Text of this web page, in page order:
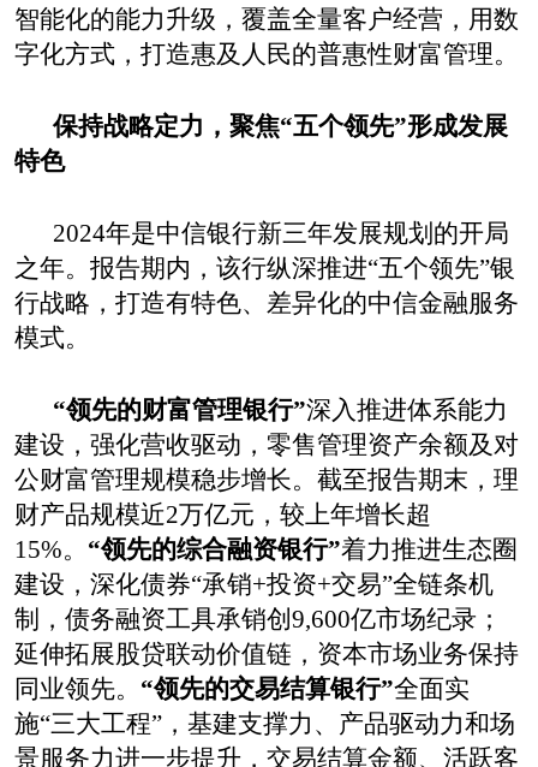
智能化的能力升级，覆盖全量客户经营，用数
字化方式，打造惠及人民的普惠性财富管理。
保持战略定力，聚焦“五个领先”形成发展
特色
2024年是中信银行新三年发展规划 的开局
之年。报告期内，该行纵深推进“五个领先”银
行战略，打造有特色、差异化的中信金融服务
模式。
“领先的财富管理银行”深入推进体系能力
建设 ，强化营收驱动， 零售管理资产余额及对
公财富管理规模稳步增长。 截至报告期末， 理
财产品规模近2万亿元，较上年增长超
15%。 “领先的综合融资银行”着力推进生态圈
建设，深化债券“承销+投资+交易”全链条机
制 ，债务融资工具承销创9,600亿市场纪录 ；
延伸拓展股贷联动价值链，资本市场业务保持
同业领先。 “领先的交易结算银行”全面实
施“三大工程”， 基建支撑力、 产品驱动力和场
景服务力进一步提升，交易结算金额、活跃客